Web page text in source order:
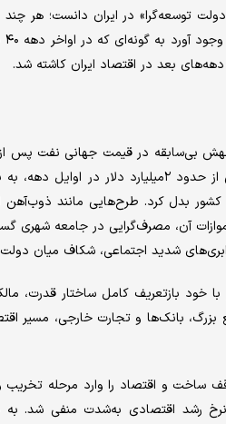
توسعه‌گرا» در ایران دانست؛ هر
بعد در اقتصاد ایران کاشته شد.
کشور بدل کرد. طرح‌هایی مانند
آن، مصرف‌گرایی در جامعه
شدید اجتماعی، شکاف میان
بر این روند بود و با خود بازتعریف کامل
بانک‌ها و تجارت خارجی، مسیر
سال ۱۳۵۹، روند بازسازی را متوقف ساخت و اقتصاد را
رشد اقتصادی به‌شدت منفی شد. به